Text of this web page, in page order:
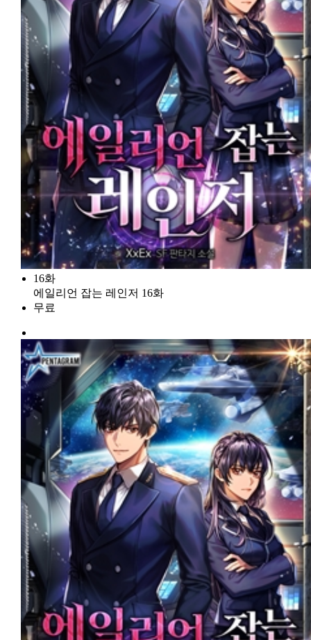
16화
에일리언 잡는 레인저 16화
무료